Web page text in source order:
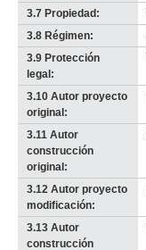
3.7 Propiedad:
3.8 Régimen:
3.9 Protección
legal:
3.10 Autor proyecto
original:
3.11 Autor
construcción
original:
3.12 Autor proyecto
modificación:
3.13 Autor
construcción